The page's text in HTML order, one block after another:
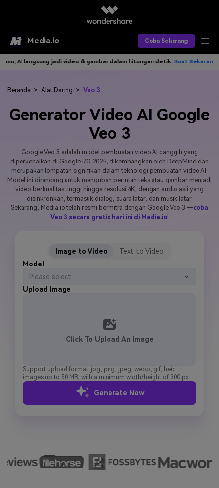
Media.io Coba Sekarang
Alat AI
AI Video
AI Gambar
Model AI yang Didukung
Produk AI
Asisten Video AI
Editor Gambar AI
Editor Audio AI
Find More Solutions >>
Efek AI
Efek Foto
Panduan Pengguna Apa yang Baru
Tips & Tutorial AI
Postingan Terbaru
Harga
Veo3 TOP
& gambar dalam hitungan detik.Buat Sekarang>> Tulis idemu, AI
Beranda > Alat Daring > Veo 3
Generator Video AI Google
Veo 3
Google Veo 3 adalah model pembuatan video AI canggih yang
diperkenalkan di Google I/O 2025, dikembangkan oleh DeepMind dan
merupakan lompatan signifikan dalam teknologi pembuatan video AI.
Model ini dirancang untuk mengubah perintah teks atau gambar menjadi
video berkualitas tinggi hingga resolusi 4K, dengan audio asli yang
disinkronkan, termasuk dialog, suara latar, dan musik latar.
Sekarang, Media.io telah resmi bermitra dengan Google Veo 3 —coba
Veo 3 secara gratis hari ini di Media.io!
Image to Video
Text to Video
Model
Please select...
Upload Image
Click To Upload An Image
Support upload format: jpg, png, jpeg, webp, gif, heic
images up to 50 MB, with a minimum width/height of 300 px.
Generate Now